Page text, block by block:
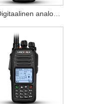
Tila Digitaalinen analoginen Yhteensopiva Dmr Digital Intercom Radiopuhelin